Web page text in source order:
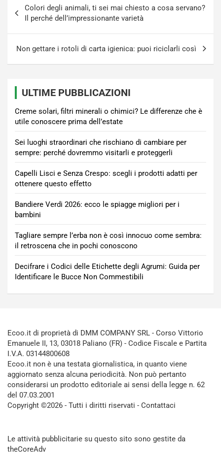
articoli
Colori degli animali, ti sei mai chiesto a cosa servano?
Il perché dell’impressionante varietà
Non gettare i rotoli di carta igienica: puoi riciclarli così
ULTIME PUBBLICAZIONI
Creme solari, filtri minerali o chimici? Le differenze che è
utile conoscere prima dell’estate
Sei luoghi straordinari che rischiano di cambiare per
sempre: perché dovremmo visitarli e proteggerli
Capelli Lisci e Senza Crespo: scegli i prodotti adatti per
ottenere questo effetto
Bandiere Verdi 2026: ecco le spiagge migliori per i
bambini
Tagliare sempre l’erba non è così innocuo come sembra:
il retroscena che in pochi conoscono
Decifrare i Codici delle Etichette degli Agrumi: Guida per
Identificare le Bucce Non Commestibili
Ecoo.it di proprietà di DMM COMPANY SRL - Corso Vittorio
Emanuele II, 13, 03018 Paliano (FR) - Codice Fiscale e Partita
I.V.A. 03144800608
Ecoo.it non è una testata giornalistica, in quanto viene
aggiornato senza alcuna periodicità. Non può pertanto
considerarsi un prodotto editoriale ai sensi della legge n. 62
del 07.03.2001
Copyright ©2026 - Tutti i diritti riservati - Contattaci
Le attività pubblicitarie su questo sito sono gestite da
theCoreAdv